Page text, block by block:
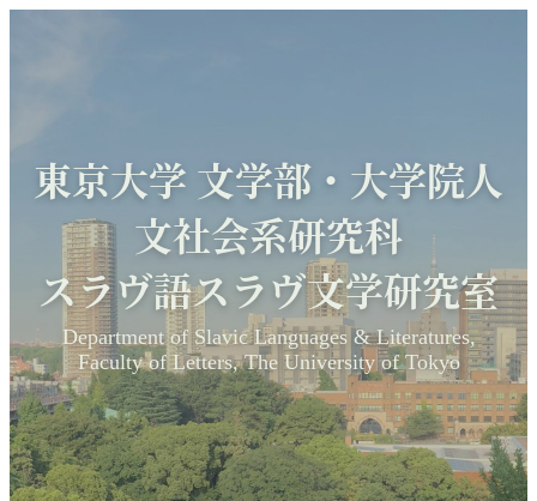
東京大学 文学部・大学院人
文社会系研究科
スラヴ語スラヴ文学研究室
Department of Slavic Languages & Literatures,
Faculty of Letters, The University of Tokyo